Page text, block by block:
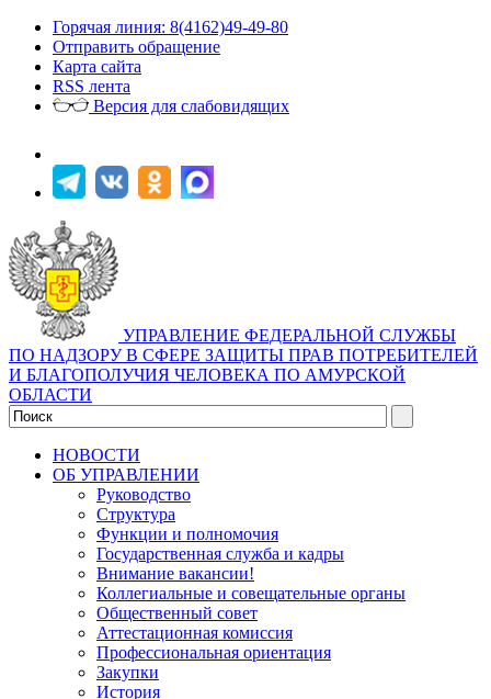
Горячая линия: 8(4162)49-49-80
Отправить обращение
Карта сайта
RSS лента
Версия для слабовидящих
УПРАВЛЕНИЕ ФЕДЕРАЛЬНОЙ СЛУЖБЫ
ПО НАДЗОРУ В СФЕРЕ ЗАЩИТЫ ПРАВ ПОТРЕБИТЕЛЕЙ
И БЛАГОПОЛУЧИЯ ЧЕЛОВЕКА ПО АМУРСКОЙ
ОБЛАСТИ
НОВОСТИ
ОБ УПРАВЛЕНИИ
Руководство
Структура
Функции и полномочия
Государственная служба и кадры
Внимание вакансии!
Коллегиальные и совещательные органы
Общественный совет
Аттестационная комиссия
Профессиональная ориентация
Закупки
История